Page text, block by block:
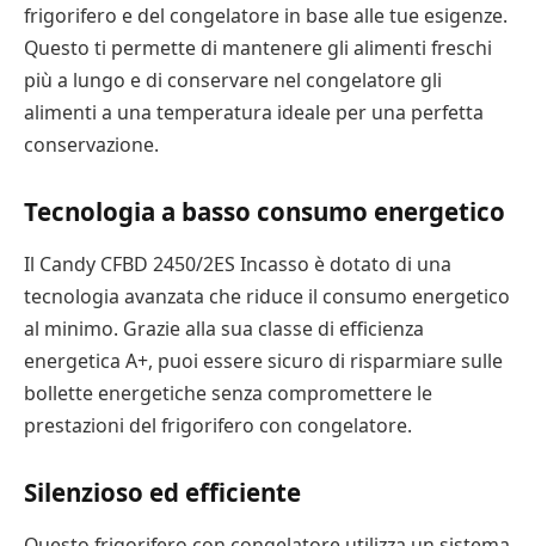
frigorifero e del congelatore in base alle tue esigenze.
Questo ti permette di mantenere gli alimenti freschi
più a lungo e di conservare nel congelatore gli
alimenti a una temperatura ideale per una perfetta
conservazione.
Tecnologia a basso consumo energetico
Il Candy CFBD 2450/2ES Incasso è dotato di una
tecnologia avanzata che riduce il consumo energetico
al minimo. Grazie alla sua classe di efficienza
energetica A+, puoi essere sicuro di risparmiare sulle
bollette energetiche senza compromettere le
prestazioni del frigorifero con congelatore.
Silenzioso ed efficiente